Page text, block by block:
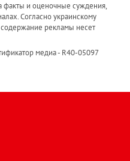
факты и оценочные суждения,
Согласно украинскому
содержание рекламы несет
медиа - R40-05097